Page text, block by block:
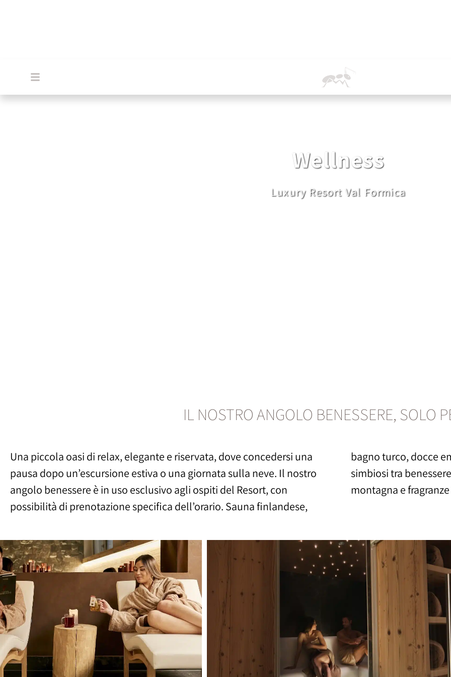
Wellness
Luxury Resort Val Formica
IL NOSTRO ANGOLO BENESSERE, SOLO
Una piccola oasi di relax, elegante e riservata, dove concedersi una
pausa dopo un’escursione estiva o una giornata sulla neve. Il nostro
angolo benessere è in uso esclusivo agli ospiti del Resort, con
possibilità di prenotazione specifica dell’orario. Sauna finlandese,
bagno turco, docce emozionali, relax con sdraio e tisane: un’ideale
simbiosi tra benessere alpino e classico che fa respirare profumi di
montagna e